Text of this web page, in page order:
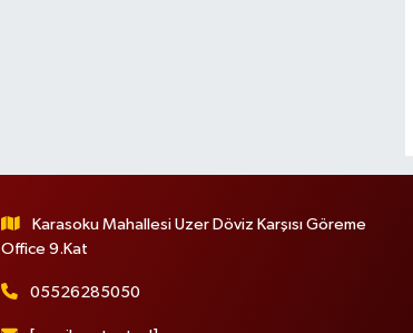
Karasoku Mahallesi Uzer Döviz Karşısı Göreme
Office 9.Kat
05526285050